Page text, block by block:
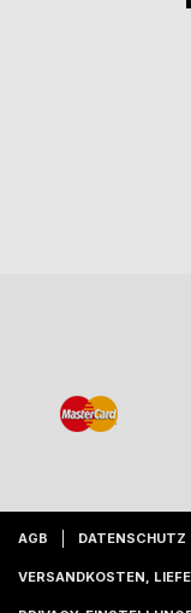
AGB DATENSCHUTZ
VERSANDKOSTEN,